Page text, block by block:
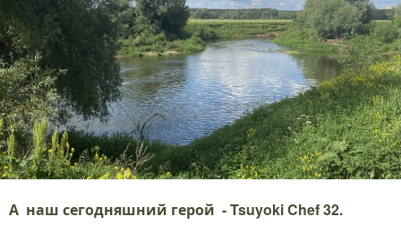
А наш сегодняшний герой - Tsuyoki Chef 32.